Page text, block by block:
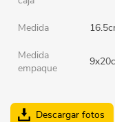
Medida
Medida
empaque
Descargar fotos